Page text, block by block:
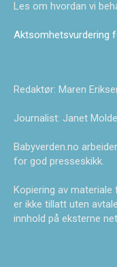
Les om hvordan vi
Aktsomhetsvurdering
Redaktør: Maren
Journalist: Janet
Babyverden.no
for god presseskikk.
Kopiering av
er ikke tillatt uten
innhold på eksterne